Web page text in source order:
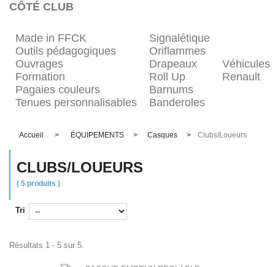
CÔTÉ CLUB
Made in FFCK
Outils pédagogiques
Ouvrages
Formation
Pagaies couleurs
Tenues personnalisables
Signalétique
Oriflammes
Drapeaux
Roll Up
Barnums
Banderoles
Véhicules
Renault
Accueil > ÉQUIPEMENTS > Casques > Clubs/Loueurs
CLUBS/LOUEURS
( 5 produits )
Tri
Résultats 1 - 5 sur 5.